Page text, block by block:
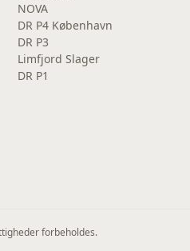
NOVA
DR P4 København
DR P3
Limfjord Slager
DR P1
forbeholdes.